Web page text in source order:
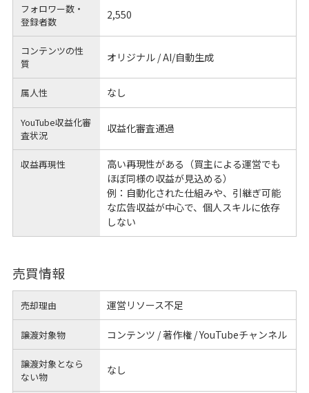
フォロワー数・
登録者数
2,550
コンテンツの性
質
オリジナル / AI/自動生成
属人性 なし
YouTube収益化審
査状況
収益化審査通過
収益再現性
高い再現性がある（買主による運営でも
ほぼ同様の収益が見込める）
例：自動化された仕組みや、引継ぎ可能
な広告収益が中心で、個人スキルに依存
しない
売買情報
売却理由 運営リソース不足
譲渡対象物 コンテンツ / 著作権 / YouTubeチャンネル
譲渡対象となら
ない物
なし